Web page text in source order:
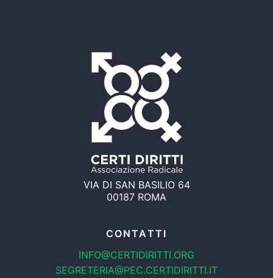
VIA DI SAN BASILIO 64
00187 ROMA
CONTATTI
INFO@CERTIDIRITTI.ORG
SEGRETERIA@PEC.CERTIDIRITTI.IT